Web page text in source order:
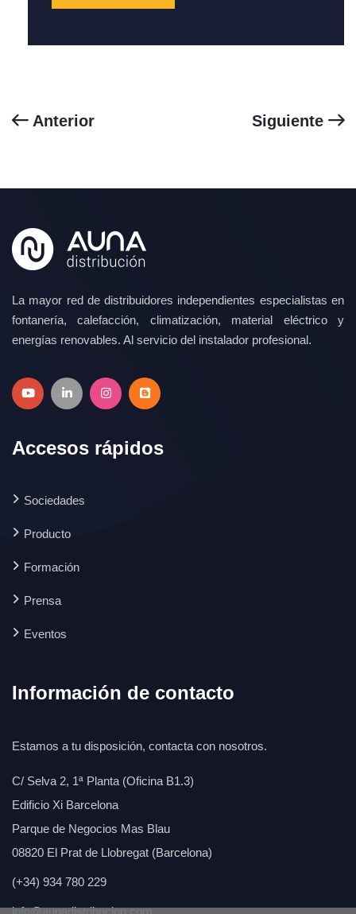
Anterior Siguiente
La mayor red de distribuidores independientes especialistas en
fontanería, calefacción, climatización, material eléctrico y
energías renovables. Al servicio del instalador profesional.
Accesos rápidos
Sociedades
Producto
Formación
Prensa
Eventos
Información de contacto
Estamos a tu disposición, contacta con nosotros.
C/ Selva 2, 1ª Planta (Oficina B1.3)
Edificio Xi Barcelona
Parque de Negocios Mas Blau
08820 El Prat de Llobregat (Barcelona)
(+34) 934 780 229
info@aunadistribucion.com